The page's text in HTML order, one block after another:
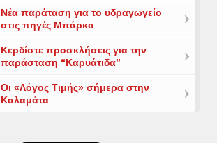
Νέα παράταση για το υδραγωγείο
στις πηγές Μπάρκα
Κερδίστε προσκλήσεις για την
παράσταση “Καρυάτιδα”
Οι «Λόγος Τιμής» σήμερα στην
Καλαμάτα